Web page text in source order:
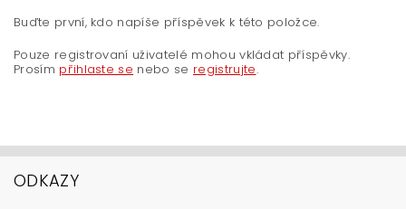
Buďte první, kdo napíše příspěvek k této položce.
Pouze registrovaní uživatelé mohou vkládat příspěvky.
Prosím přihlaste se nebo se registrujte.
ODKAZY